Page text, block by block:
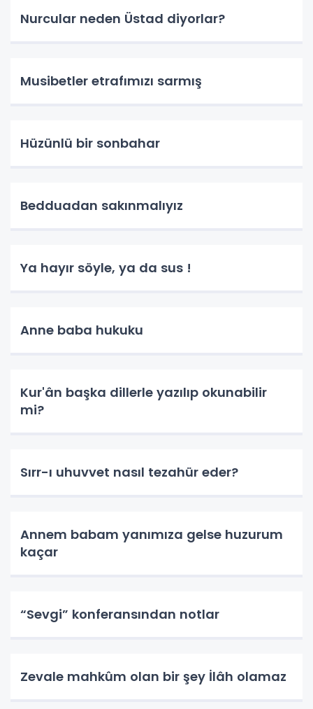
Nurcular neden Üstad diyorlar?
Musibetler etrafımızı sarmış
Hüzünlü bir sonbahar
Bedduadan sakınmalıyız
Ya hayır söyle, ya da sus !
Anne baba hukuku
Kur'ân başka dillerle yazılıp okunabilir
mi?
Sırr-ı uhuvvet nasıl tezahür eder?
Annem babam yanımıza gelse huzurum
kaçar
“Sevgi” konferansından notlar
Zevale mahkûm olan bir şey İlâh olamaz